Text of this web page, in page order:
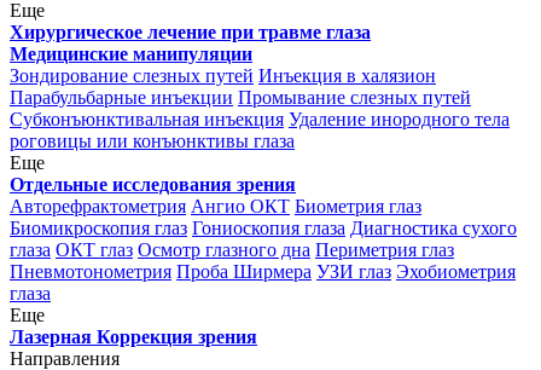
Еще
Хирургическое лечение при травме глаза
Медицинские манипуляции
Зондирование слезных путей Инъекция в халязион
Парабульбарные инъекции Промывание слезных путей
Субконъюнктивальная инъекция Удаление инородного тела
роговицы или конъюнктивы глаза
Еще
Отдельные исследования зрения
Авторефрактометрия Ангио ОКТ Биометрия глаз
Биомикроскопия глаз Гониоскопия глаза Диагностика сухого
глаза ОКТ глаз Осмотр глазного дна Периметрия глаз
Пневмотонометрия Проба Ширмера УЗИ глаз Эхобиометрия
глаза
Еще
Лазерная Коррекция зрения
Направления